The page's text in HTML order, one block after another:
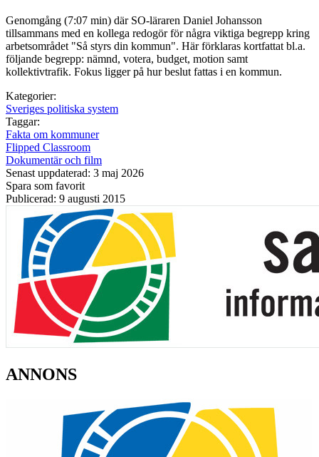
Genomgång (7:07 min) där SO-läraren Daniel Johansson
tillsammans med en kollega redogör för några viktiga begrepp kring
arbetsområdet "Så styrs din kommun". Här förklaras kortfattat bl.a.
följande begrepp: nämnd, votera, budget, motion samt
kollektivtrafik. Fokus ligger på hur beslut fattas i en kommun.
Kategorier:
Sveriges politiska system
Taggar:
Fakta om kommuner
Flipped Classroom
Dokumentär och film
Senast uppdaterad: 3 maj 2026
Spara som favorit
Publicerad: 9 augusti 2015
ANNONS